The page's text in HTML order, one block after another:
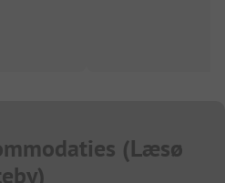
(Læsø
)